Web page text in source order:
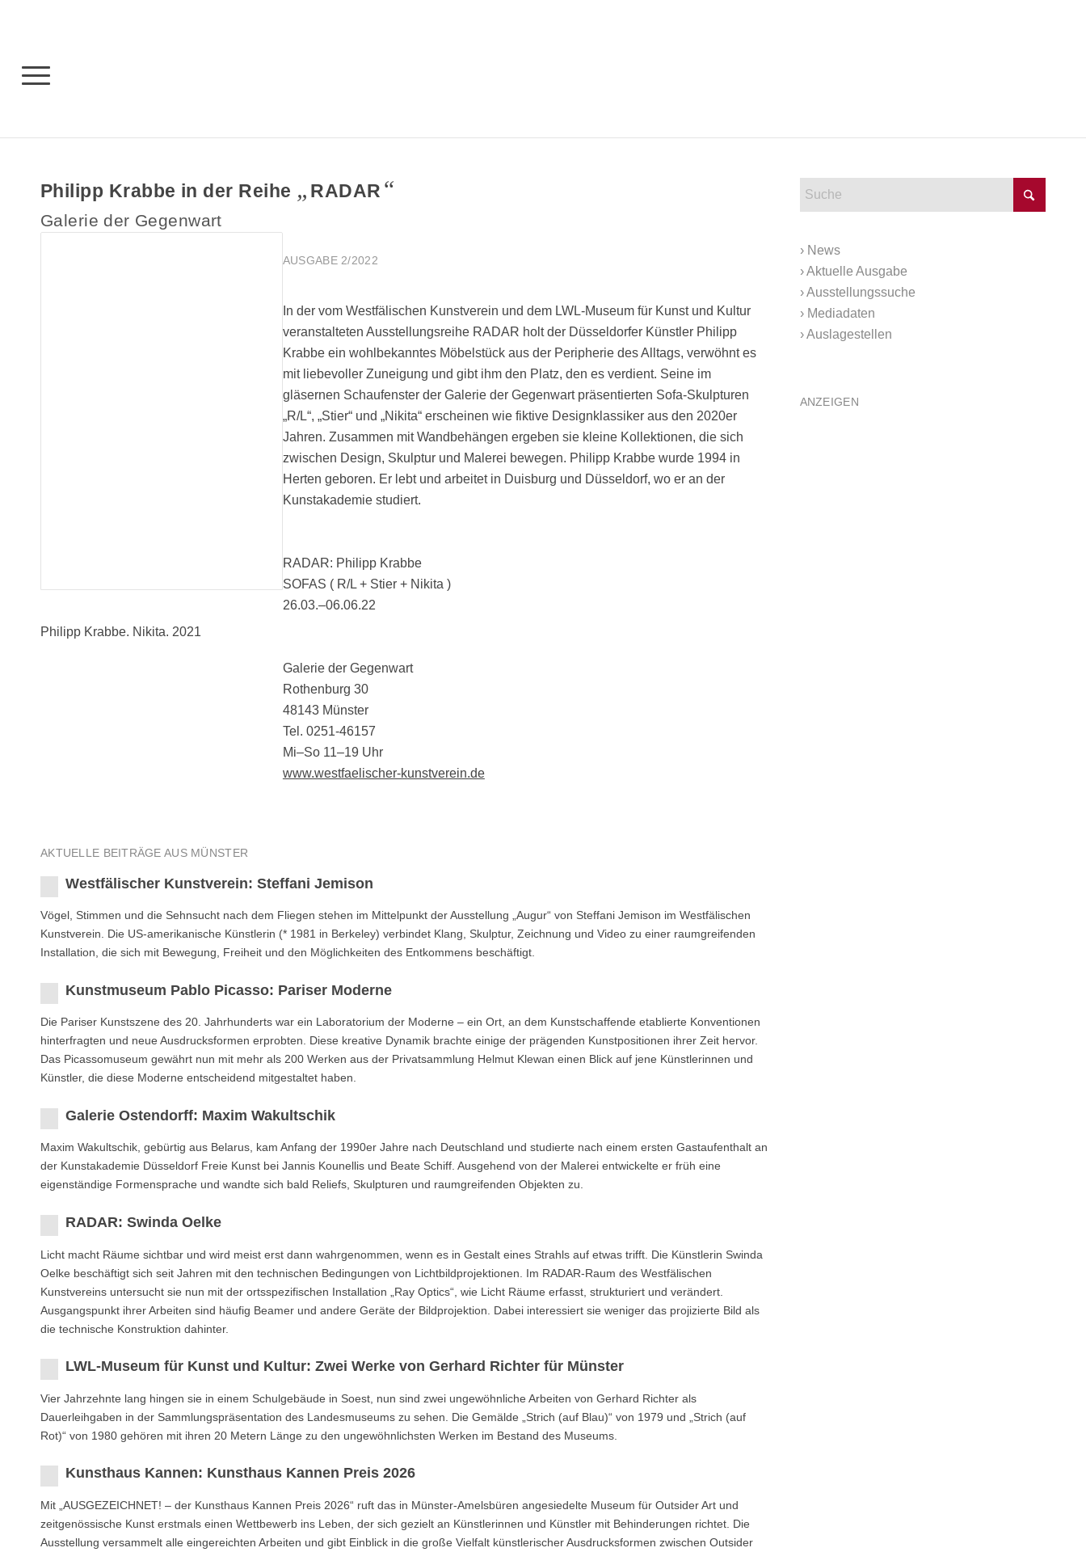
Philipp Krabbe in der Reihe „ RADAR “
Galerie der Gegenwart
Philipp Krabbe. Nikita. 2021
AUSGABE 2/2022
In der vom Westfälischen Kunstverein und dem LWL-Museum für Kunst und Kultur
veranstalteten Ausstellungsreihe RADAR holt der Düsseldorfer Künstler Philipp
Krabbe ein wohlbekanntes Möbelstück aus der Peripherie des Alltags, verwöhnt es
mit liebevoller Zuneigung und gibt ihm den Platz, den es verdient. Seine im
gläsernen Schaufenster der Galerie der Gegenwart präsentierten Sofa-Skulpturen
„R/L“, „Stier“ und „Nikita“ erscheinen wie fiktive Designklassiker aus den 2020er
Jahren. Zusammen mit Wandbehängen ergeben sie kleine Kollektionen, die sich
zwischen Design, Skulptur und Malerei bewegen. Philipp Krabbe wurde 1994 in
Herten geboren. Er lebt und arbeitet in Duisburg und Düsseldorf, wo er an der
Kunstakademie studiert.
RADAR: Philipp Krabbe
SOFAS ( R/L + Stier + Nikita )
26.03.–06.06.22
Galerie der Gegenwart
Rothenburg 30
48143 Münster
Tel. 0251-46157
Mi–So 11–19 Uhr
www.westfaelischer-kunstverein.de
AKTUELLE BEITRÄGE AUS MÜNSTER
Westfälischer Kunstverein: Steffani Jemison
Vögel, Stimmen und die Sehnsucht nach dem Fliegen stehen im Mittelpunkt der Ausstellung „Augur“ von Steffani Jemison im Westfälischen
Kunstverein. Die US-amerikanische Künstlerin (* 1981 in Berkeley) verbindet Klang, Skulptur, Zeichnung und Video zu einer raumgreifenden
Installation, die sich mit Bewegung, Freiheit und den Möglichkeiten des Entkommens beschäftigt.
Kunstmuseum Pablo Picasso: Pariser Moderne
Die Pariser Kunstszene des 20. Jahrhunderts war ein Laboratorium der Moderne – ein Ort, an dem Kunstschaffende etablierte Konventionen
hinterfragten und neue Ausdrucksformen erprobten. Diese kreative Dynamik brachte einige der prägenden Kunstpositionen ihrer Zeit hervor.
Das Picassomuseum gewährt nun mit mehr als 200 Werken aus der Privatsammlung Helmut Klewan einen Blick auf jene Künstlerinnen und
Künstler, die diese Moderne entscheidend mitgestaltet haben.
Galerie Ostendorff: Maxim Wakultschik
Maxim Wakultschik, gebürtig aus Belarus, kam Anfang der 1990er Jahre nach Deutschland und studierte nach einem ersten Gastaufenthalt an
der Kunstakademie Düsseldorf Freie Kunst bei Jannis Kounellis und Beate Schiff. Ausgehend von der Malerei entwickelte er früh eine
eigenständige Formensprache und wandte sich bald Reliefs, Skulpturen und raumgreifenden Objekten zu.
RADAR: Swinda Oelke
Licht macht Räume sichtbar und wird meist erst dann wahrgenommen, wenn es in Gestalt eines Strahls auf etwas trifft. Die Künstlerin Swinda
Oelke beschäftigt sich seit Jahren mit den technischen Bedingungen von Lichtbildprojektionen. Im RADAR-Raum des Westfälischen
Kunstvereins untersucht sie nun mit der ortsspezifischen Installation „Ray Optics“, wie Licht Räume erfasst, strukturiert und verändert.
Ausgangspunkt ihrer Arbeiten sind häufig Beamer und andere Geräte der Bildprojektion. Dabei interessiert sie weniger das projizierte Bild als
die technische Konstruktion dahinter.
LWL-Museum für Kunst und Kultur: Zwei Werke von Gerhard Richter für Münster
Vier Jahrzehnte lang hingen sie in einem Schulgebäude in Soest, nun sind zwei ungewöhnliche Arbeiten von Gerhard Richter als
Dauerleihgaben in der Sammlungspräsentation des Landesmuseums zu sehen. Die Gemälde „Strich (auf Blau)“ von 1979 und „Strich (auf
Rot)“ von 1980 gehören mit ihren 20 Metern Länge zu den ungewöhnlichsten Werken im Bestand des Museums.
Kunsthaus Kannen: Kunsthaus Kannen Preis 2026
Mit „AUSGEZEICHNET! – der Kunsthaus Kannen Preis 2026“ ruft das in Münster-Amelsbüren angesiedelte Museum für Outsider Art und
zeitgenössische Kunst erstmals einen Wettbewerb ins Leben, der sich gezielt an Künstlerinnen und Künstler mit Behinderungen richtet. Die
Ausstellung versammelt alle eingereichten Arbeiten und gibt Einblick in die große Vielfalt künstlerischer Ausdrucksformen zwischen Outsider
› News
›Aktuelle Ausgabe
›Ausstellungssuche
› Mediadaten
›Auslagestellen
ANZEIGEN